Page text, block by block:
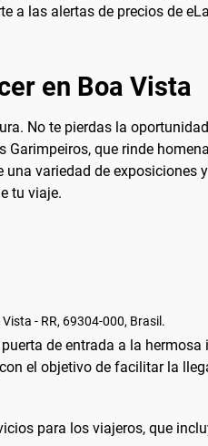
a las alertas de precios de
en Boa Vista
No te pierdas la
que rinde
variedad de
tu viaje.
- RR, 69304-000, Brasil.
de entrada a la
el objetivo de facilitar la
para los viajeros, que